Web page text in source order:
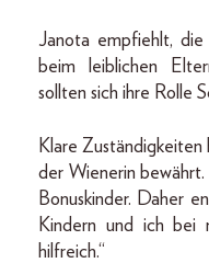
Janota empfiehlt,
beim leiblichen
sollten sich ihre Rolle
Klare Zuständigkeiten
der Wienerin
Bonuskinder. Daher
Kindern und ich bei
hilfreich.“